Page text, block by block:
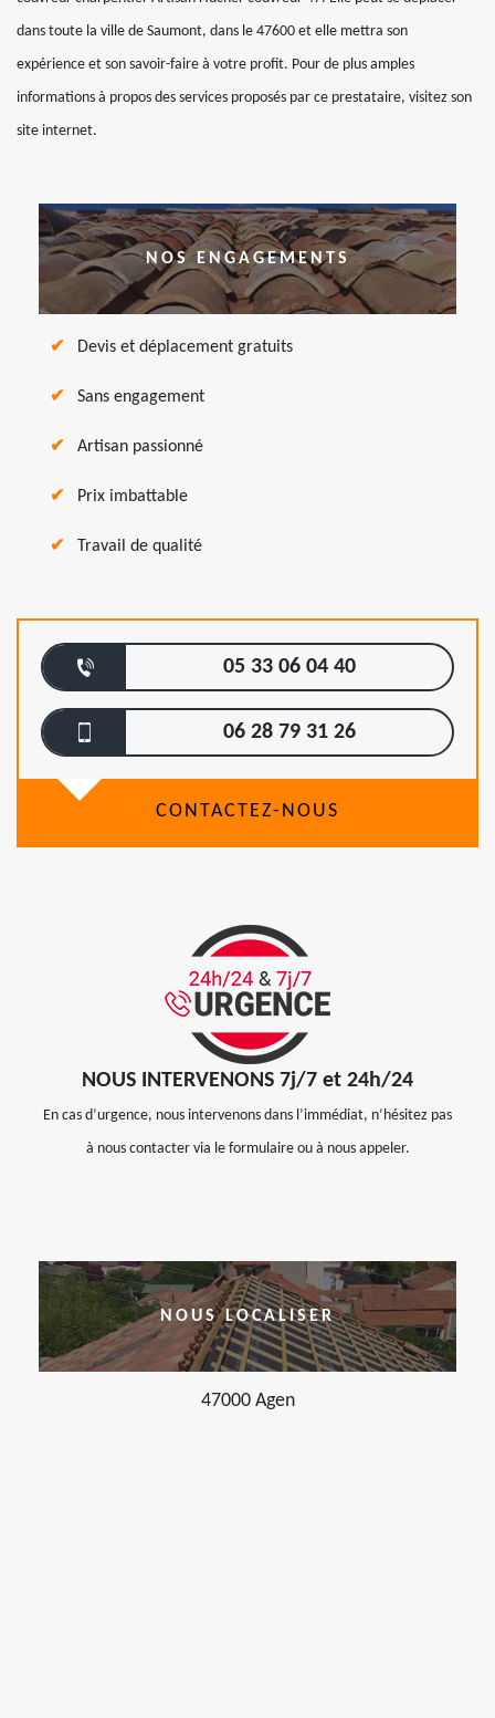
dans toute la ville de Saumont, dans le 47600 et elle mettra son
expérience et son savoir-faire à votre profit. Pour de plus amples
informations à propos des services proposés par ce prestataire, visitez son
site internet.
NOS ENGAGEMENTS
Devis et déplacement gratuits
Sans engagement
Artisan passionné
Prix imbattable
Travail de qualité
05 33 06 04 40
06 28 79 31 26
CONTACTEZ-NOUS
NOUS INTERVENONS 7j/7 et 24h/24
En cas d’urgence, nous intervenons dans l’immédiat, n’hésitez pas
à nous contacter via le formulaire ou à nous appeler.
NOUS LOCALISER
47000 Agen